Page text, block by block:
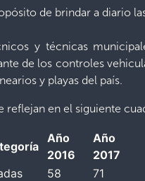
de brindar a diario
y técnicas
de los controles
y playas del país.
reflejan en el siguiente
Año
2016
Año
2017
58 71